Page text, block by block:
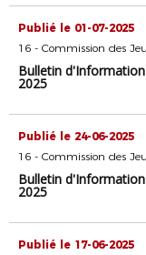
Publié le 01-07-2025
16 - Commission des
Bulletin
2025
Publié le 24-06-2025
16 - Commission des
Bulletin d'Information
2025
Publié le 17-06-2025